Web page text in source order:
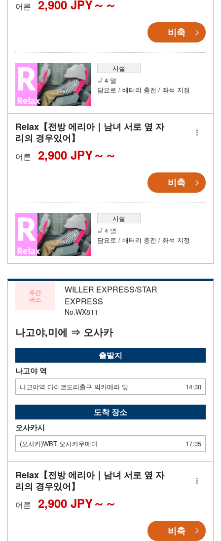
어른 2,900 JPY～
비축
시설
4 열
담요로 / 배터리 충전 / 좌석 지정
Relax【전방 에리아｜남녀 서로 옆 자
리의 경우있어】
어른 2,900 JPY～
비축
시설
4 열
담요로 / 배터리 충전 / 좌석 지정
주간
버스
WILLER EXPRESS/STAR
EXPRESS
No.WX811
나고야,미에 ⇒ 오사카
출발지
나고야 역
나고야역 다이코도리출구 빅카메라 앞 14:30
도착 장소
오사카시
(오사카)WBT 오사카우메다 17:35
Relax【전방 에리아｜남녀 서로 옆 자
리의 경우있어】
어른 2,900 JPY～
비축